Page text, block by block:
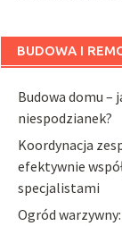
BUDOWA I
Budowa domu –
niespodzianek?
Koordynacja
efektywnie
specjalistami
Ogród